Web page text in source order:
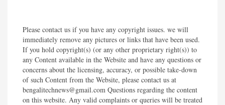
Please contact us if you have any copyright issues. we will
immediately remove any pictures or links that have been used.
If you hold copyright(s) (or any other proprietary right(s)) to
any Content available in the Website and have any questions or
concerns about the licensing, accuracy, or possible take-down
of such Content from the Website, please contact us at
bengalitechnews@gmail.com Questions regarding the content
on this website. Any valid complaints or queries will be treated